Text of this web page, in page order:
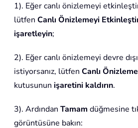
1). Eğer canlı önizlemeyi
lütfen Canlı Önizlemeyi
işaretleyin;
2). Eğer canlı önizlemeyi devre
istiyorsanız, lütfen Canlı
kutusunun işaretini kaldırın.
3). Ardından Tamam düğmesine
görüntüsüne bakın: